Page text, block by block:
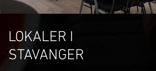
LOKALER I
STAVANGER